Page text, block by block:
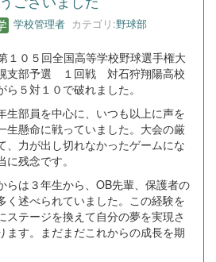
学校管理者 カテゴリ:野球部
０５回全国高等学校野球選手権大
支部予選 １回戦 対石狩翔陽高校
５対１０で破れました。
部員を中心に、いつも以上に声を
生懸命に戦っていました。大会の厳
、力が出し切れなかったゲームにな
残念です。
は３年生から、OB先輩、保護者の
く述べられていました。この経験を
ステージを換えて自分の夢を実現さ
ます。まだまだこれからの成長を期